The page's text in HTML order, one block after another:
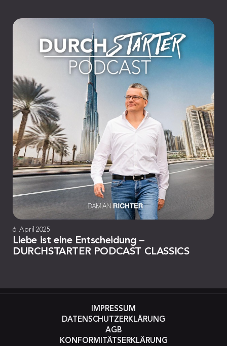
6. April 2025
Liebe ist eine Entscheidung –
DURCHSTARTER PODCAST CLASSICS
IMPRESSUM
DATENSCHUTZERKLÄRUNG
AGB
KONFORMITÄTSERKLÄRUNG